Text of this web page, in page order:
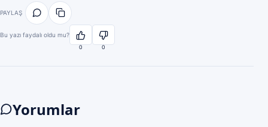
PAYLAŞ
Bu yazı faydalı oldu mu?
0 0
Yorumlar